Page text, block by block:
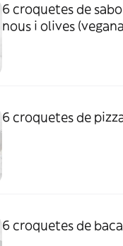
6 croquetes de
nous i olives
6 croquetes de
6 croquetes de